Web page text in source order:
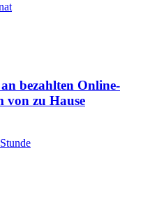
bezahlten Online-
von zu Hause